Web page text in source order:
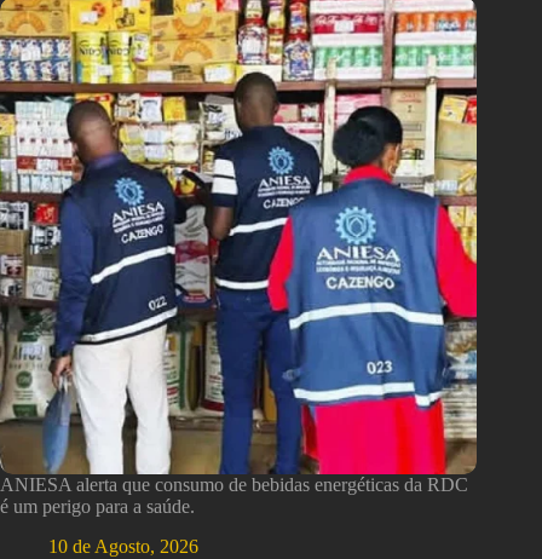
ANIESA alerta que consumo de bebidas energéticas da RDC
é um perigo para a saúde.
10 de Agosto, 2026